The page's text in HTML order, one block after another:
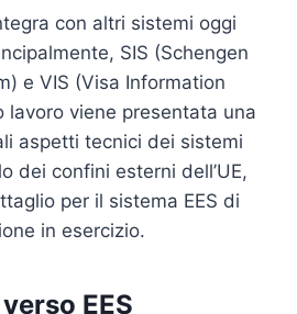
con altri sistemi oggi
SIS (Schengen
e VIS (Visa Information
lavoro viene presentata una
aspetti tecnici dei sistemi
dei confini esterni dell’UE,
per il sistema EES di
in esercizio.
EES